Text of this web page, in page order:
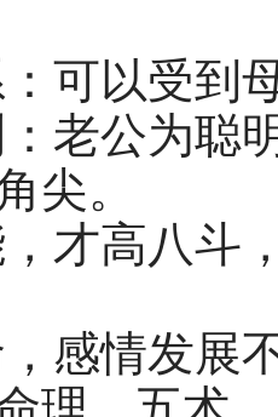
可以受到
老公为聪
尖。
才高八斗
感情发展